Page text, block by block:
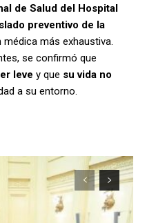
de Salud del Hospital
preventivo de la
médica más exhaustiva.
se confirmó que
leve y que su vida no
a su entorno.